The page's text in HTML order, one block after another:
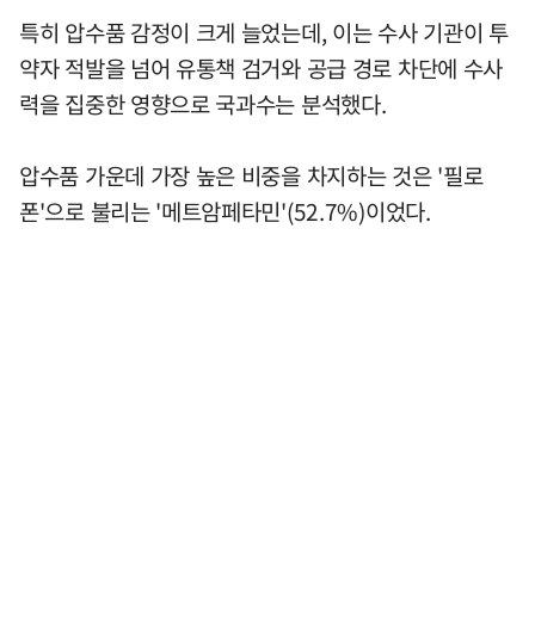
특히 압수품 감정이 크게 늘었는데, 이는 수사 기관이 투
약자 적발을 넘어 유통책 검거와 공급 경로 차단에 수사
력을 집중한 영향으로 국과수는 분석했다.
압수품 가운데 가장 높은 비중을 차지하는 것은 '필로
폰'으로 불리는 '메트암페타민'(52.7%)이었다.